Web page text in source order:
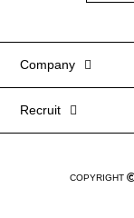
Company
Recruit
COPYRIGHT